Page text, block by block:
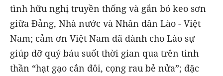
tình hữu nghị truyền thống và gắn bó keo sơn
giữa Đảng, Nhà nước và Nhân dân Lào - Việt
Nam; cảm ơn Việt Nam đã dành cho Lào sự
giúp đỡ quý báu suốt thời gian qua trên tinh
thần “hạt gạo cắn đôi, cọng rau bẻ nửa”; đặc